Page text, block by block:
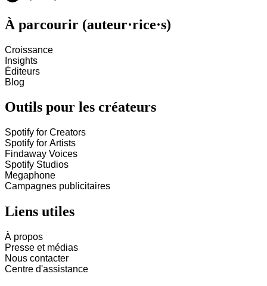
À parcourir (auteur·rice·s)
Croissance
Insights
Éditeurs
Blog
Outils pour les créateurs
Spotify for Creators
Spotify for Artists
Findaway Voices
Spotify Studios
Megaphone
Campagnes publicitaires
Liens utiles
À propos
Presse et médias
Nous contacter
Centre d'assistance